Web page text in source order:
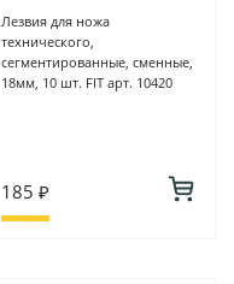
Лезвия для ножа
технического,
сегментированные, сменные,
18мм, 10 шт. FIT арт. 10420
185 ₽